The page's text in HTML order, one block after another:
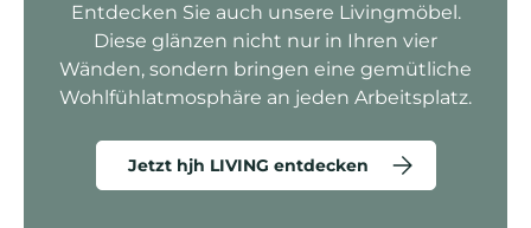
Entdecken Sie auch unsere Livingmöbel.
Diese glänzen nicht nur in Ihren vier
Wänden, sondern bringen eine gemütliche
Wohlfühlatmosphäre an jeden Arbeitsplatz.
Jetzt hjh LIVING entdecken